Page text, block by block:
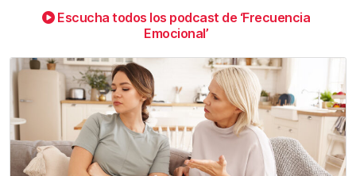
Escucha todos los podcast de ‘Frecuencia
Emocional’